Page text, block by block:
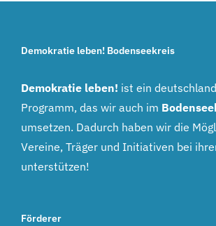
Demokratie leben! Bodenseekreis
Demokratie leben! ist ein
Programm, das wir auch im
umsetzen. Dadurch haben wir die
Vereine, Träger und Initiativen bei
unterstützen!
Förderer